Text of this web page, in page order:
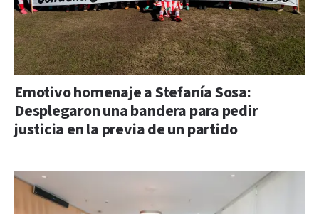
Emotivo homenaje a Stefanía Sosa:
Desplegaron una bandera para pedir
justicia en la previa de un partido